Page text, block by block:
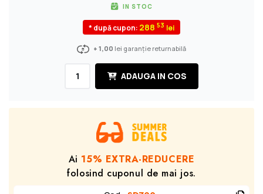
IN STOC
* după cupon: 288 53
+ 1,00 lei garanție returnabilă
ADAUGA IN COS
Ai 15% EXTRA-REDUCERE
folosind cuponul de mai jos.